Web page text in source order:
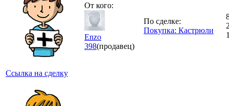
Ссылка на сделку
От кого:
Еnzo
398(продавец)
По сделке:
Покупка: Кастрюли